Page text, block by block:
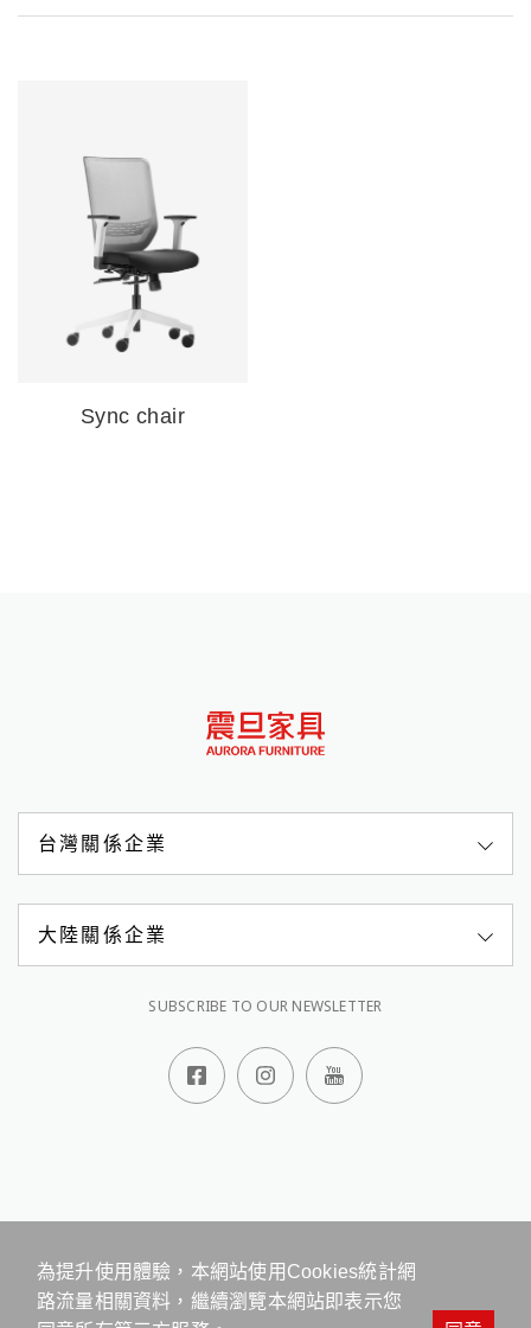
Sync chair
顧客服務專線
0809-068-588
線上客服 留言板
台灣關係企業
大陸關係企業
SUBSCRIBE TO OUR NEWSLETTER
本站最佳瀏覽環境請使用 Google Chrome、Firefox 或 Edge 以上版本
為提升使用體驗，本網站使用Cookies統計網
路流量相關資料，繼續瀏覽本網站即表示您